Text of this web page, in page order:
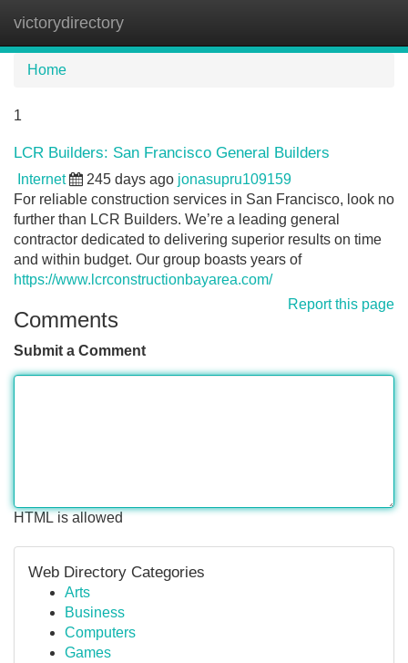
victorydirectory
Home
1
LCR Builders: San Francisco General Builders
Internet 245 days ago jonasupru109159
For reliable construction services in San Francisco, look no
further than LCR Builders. We’re a leading general
contractor dedicated to delivering superior results on time
and within budget. Our group boasts years of
https://www.lcrconstructionbayarea.com/
Report this page
Comments
Submit a Comment
HTML is allowed
Web Directory Categories
Arts
Business
Computers
Games